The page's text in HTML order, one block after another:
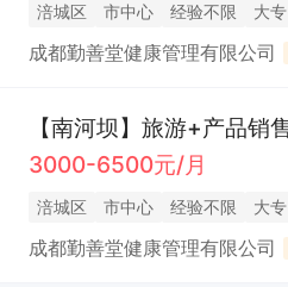
涪城区 市中心 经验不限 大专
成都勤善堂健康管理有限公司
3000-6500元/月
涪城区 市中心 经验不限 大专
成都勤善堂健康管理有限公司